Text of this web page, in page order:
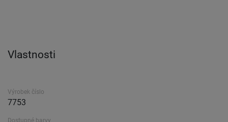
Vlastnosti
Výrobek číslo
7753